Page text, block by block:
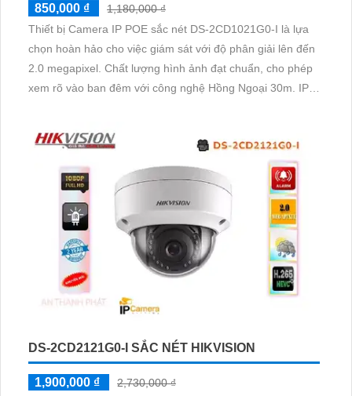
850,000 ₫
1,180,000 ₫
Thiết bị Camera IP POE sắc nét DS-2CD1021G0-I là lựa
chọn hoàn hảo cho việc giám sát với độ phân giải lên đến
2.0 megapixel. Chất lượng hình ảnh đạt chuẩn, cho phép
xem rõ vào ban đêm với công nghệ Hồng Ngoại 30m. IP
DS-2CD2121G0-I SẮC NÉT HIKVISION
1,900,000 ₫
2,730,000 ₫